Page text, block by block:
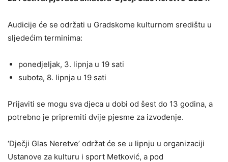
Audicije će se održati u Gradskome kulturnom središtu u
sljedećim terminima:
ponedjeljak, 3. lipnja u 19 sati
subota, 8. lipnja u 19 sati
Prijaviti se mogu sva djeca u dobi od šest do 13 godina, a
potrebno je pripremiti dvije pjesme za izvođenje.
‘Dječji Glas Neretve’ održat će se u lipnju u organizaciji
Ustanove za kulturu i sport Metković, a pod